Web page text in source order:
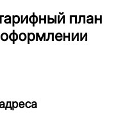
план